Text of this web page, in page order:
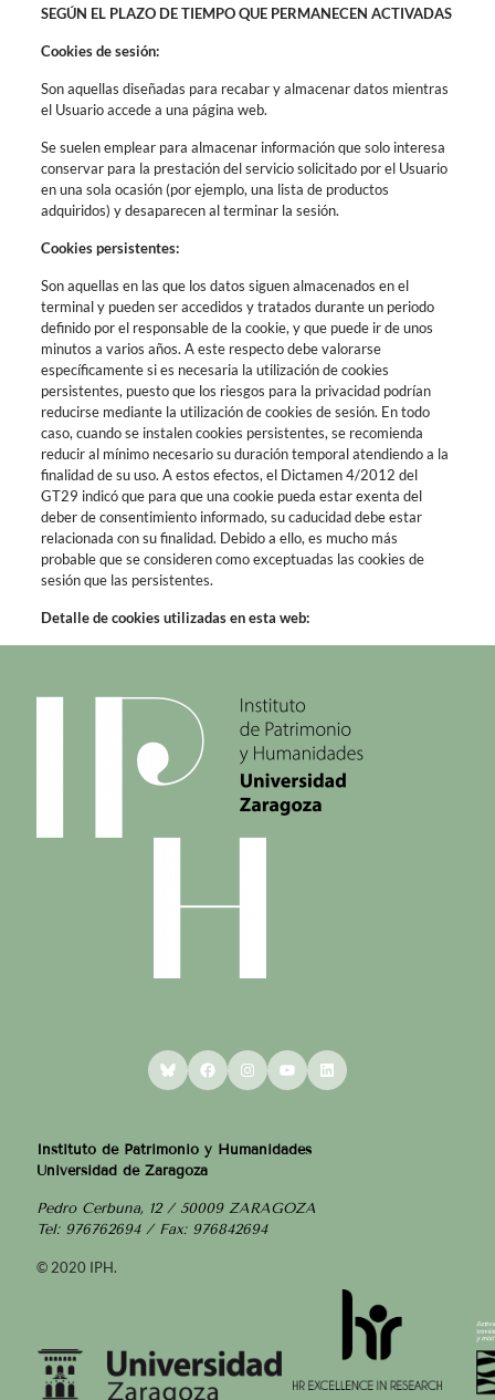
SEGÚN EL PLAZO DE TIEMPO QUE PERMANECEN ACTIVADAS
Cookies de sesión:
Son aquellas diseñadas para recabar y almacenar datos mientras
el Usuario accede a una página web.
Se suelen emplear para almacenar información que solo interesa
conservar para la prestación del servicio solicitado por el Usuario
en una sola ocasión (por ejemplo, una lista de productos
adquiridos) y desaparecen al terminar la sesión.
Cookies persistentes:
Son aquellas en las que los datos siguen almacenados en el
terminal y pueden ser accedidos y tratados durante un periodo
definido por el responsable de la cookie, y que puede ir de unos
minutos a varios años. A este respecto debe valorarse
específicamente si es necesaria la utilización de cookies
persistentes, puesto que los riesgos para la privacidad podrían
reducirse mediante la utilización de cookies de sesión. En todo
caso, cuando se instalen cookies persistentes, se recomienda
reducir al mínimo necesario su duración temporal atendiendo a la
finalidad de su uso. A estos efectos, el Dictamen 4/2012 del
GT29 indicó que para que una cookie pueda estar exenta del
deber de consentimiento informado, su caducidad debe estar
relacionada con su finalidad. Debido a ello, es mucho más
probable que se consideren como exceptuadas las cookies de
sesión que las persistentes.
Detalle de cookies utilizadas en esta web:
BlueskyFacebookInstagram
YouTubeLinkedIn
Instituto de Patrimonio y Humanidades
Universidad de Zaragoza
Pedro Cerbuna, 12 / 50009 ZARAGOZA
Tel: 976762694 / Fax: 976842694
© 2020 IPH.